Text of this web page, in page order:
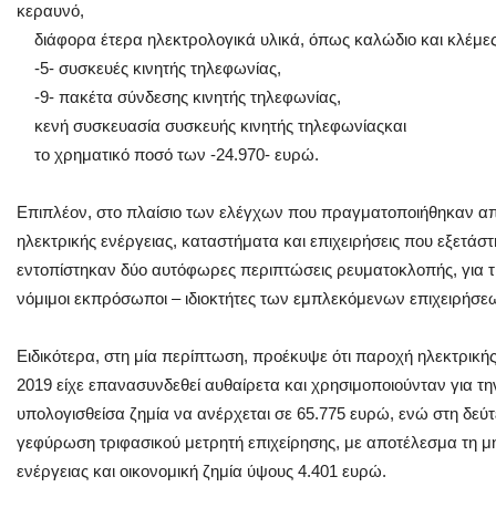
κεραυνό,
διάφορα έτερα ηλεκτρολογικά υλικά, όπως καλώδιο και
-5- συσκευές κινητής τηλεφωνίας,
-9- πακέτα σύνδεσης κινητής τηλεφωνίας,
κενή συσκευασία συσκευής κινητής τηλεφωνίαςκαι
το χρηματικό ποσό των -24.970- ευρώ.
Επιπλέον, στο πλαίσιο των ελέγχων που πραγματοποιήθηκαν
ηλεκτρικής ενέργειας, καταστήματα και επιχειρήσεις που
εντοπίστηκαν δύο αυτόφωρες περιπτώσεις ρευματοκλοπής, για
νόμιμοι εκπρόσωποι – ιδιοκτήτες των εμπλεκόμενων
Ειδικότερα, στη μία περίπτωση, προέκυψε ότι παροχή
2019 είχε επανασυνδεθεί αυθαίρετα και χρησιμοποιούνταν για
υπολογισθείσα ζημία να ανέρχεται σε 65.775 ευρώ, ενώ στη
γεφύρωση τριφασικού μετρητή επιχείρησης, με αποτέλεσμα τη
ενέργειας και οικονομική ζημία ύψους 4.401 ευρώ.